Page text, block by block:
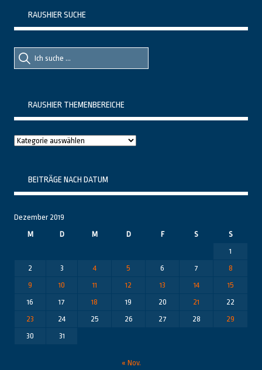
RAUSHIER SUCHE
Suche
nach::
Suche
nach:
RAUSHIER THEMENBEREICHE
Raushier
BEITRÄGE NACH DATUM
Dezember 2019
M
D M D F S
S
1
2
3 4 5 6 7
8
9
10 11 12 13 14
15
16
17 18 19 20 21
22
23
24 25 26 27 28
29
30
31
« Nov.